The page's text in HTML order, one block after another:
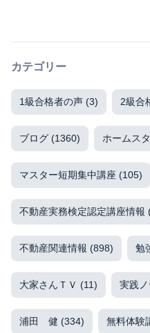
カテゴリー
1級合格者の声 (3) 2級合
ブログ (1360) ホームス
マスター短期集中講座 (105)
不動産実務検定認定講座情報
不動産関連情報 (898) 勉
大家さんＴＶ (11) 実践
浦田 健 (334) 無料体験